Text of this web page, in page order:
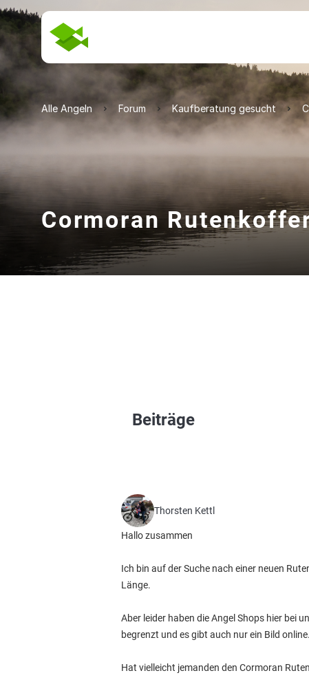
Alle Angeln Forum Kaufberatung gesucht
Cormoran
Beiträge
Thorsten Kettl
Hallo zusammen
Ich bin auf der Suche nach einer neuen
Länge.
Aber leider haben die Angel Shops hier bei
begrenzt und es gibt auch nur ein Bild online.
Hat vielleicht jemanden den Cormoran